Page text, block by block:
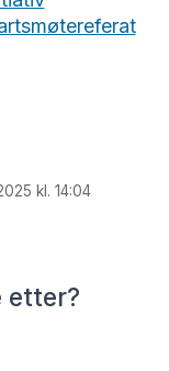
kl. 14:04
etter?